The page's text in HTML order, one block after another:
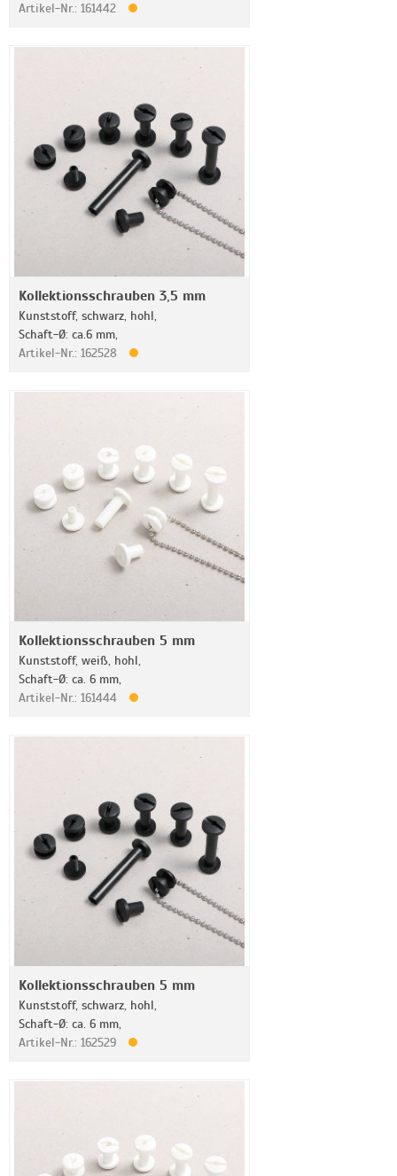
Artikel-Nr.: 161442
Kollektionsschrauben 3,5 mm
Kunststoff, schwarz, hohl,
Schaft-Ø: ca.6 mm,
Artikel-Nr.: 162528
Kollektionsschrauben 5 mm
Kunststoff, weiß, hohl,
Schaft-Ø: ca. 6 mm,
Artikel-Nr.: 161444
Kollektionsschrauben 5 mm
Kunststoff, schwarz, hohl,
Schaft-Ø: ca. 6 mm,
Artikel-Nr.: 162529